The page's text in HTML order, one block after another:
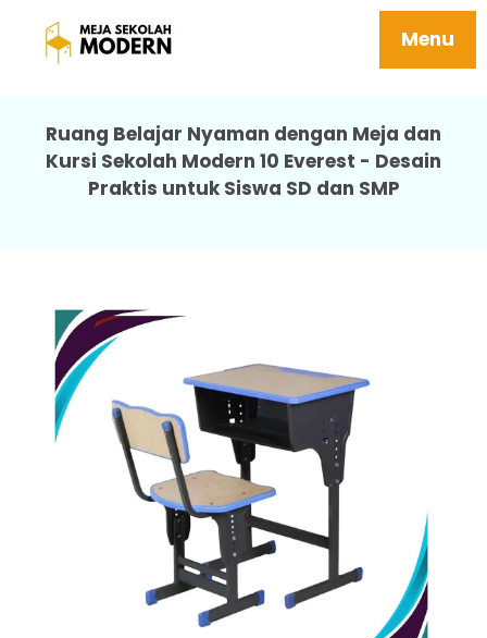
Menu
Meja Belajar Siswa Tersedia Berbagai
Ukuran Ergonomis 10 Everest
Ruang Belajar Nyaman dengan Meja dan
Kursi Sekolah Modern 10 Everest - Desain
Praktis untuk Siswa SD dan SMP